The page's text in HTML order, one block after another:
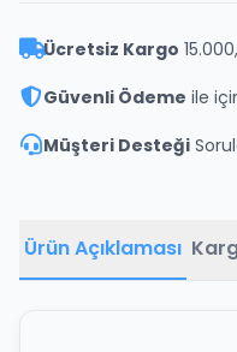
Ücretsiz Kargo
Güvenli Ödeme ile
Müşteri Desteği
Ürün Açıklaması